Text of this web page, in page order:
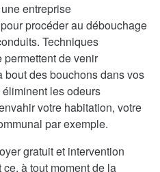
entreprise
procéder au débouchage
Techniques
de venir
bout des bouchons dans vos
les odeurs
votre habitation, votre
par exemple.
gratuit et intervention
à tout moment de la